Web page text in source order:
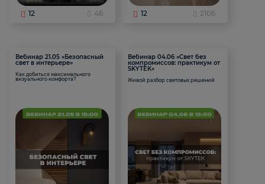
12 46 12 2106
Вебинар 21.05 «Безопасный
свет в интерьере»
Как добиться максимального
визуального комфорта?
Вебинар 04.06 «Свет без
компромиссов: практикум от
SKYTEK»
Живой разбор световых решений